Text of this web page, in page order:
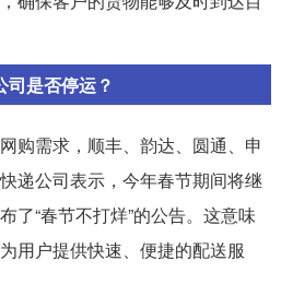
司是否停运？
购需求，顺丰、韵达、圆通、申
递公司表示，今年春节期间将继
了“春节不打烊”的公告。这意味
用户提供快速、便捷的配送服